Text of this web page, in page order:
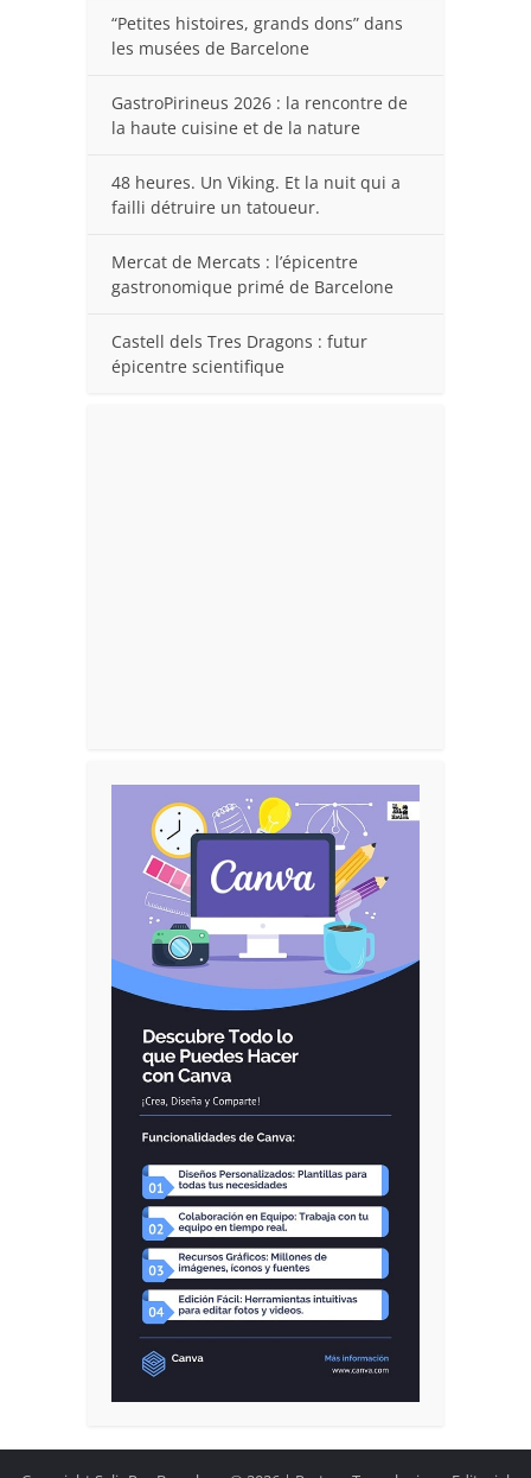
“Petites histoires, grands dons” dans
les musées de Barcelone
GastroPirineus 2026 : la rencontre de
la haute cuisine et de la nature
48 heures. Un Viking. Et la nuit qui a
failli détruire un tatoueur.
Mercat de Mercats : l’épicentre
gastronomique primé de Barcelone
Castell dels Tres Dragons : futur
épicentre scientifique